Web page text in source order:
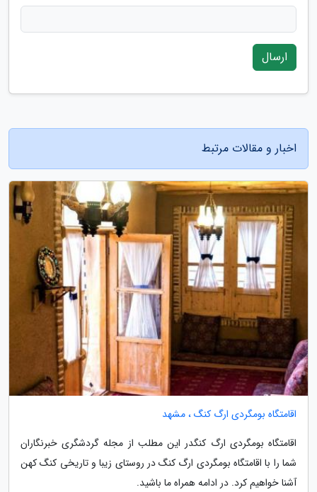
ارسال
اخبار و مقالات مرتبط
اقامتگاه بومگردی ارگ کنگ ، مشهد
اقامتگاه بومگردی ارگ کنگدر این مطلب از مجله گردشگری خبرنگاران
شما را با اقامتگاه بومگردی ارگ کنگ در روستای زیبا و تاریخی کنگ کهن
آشنا خواهیم کرد. در ادامه همراه ما باشید.